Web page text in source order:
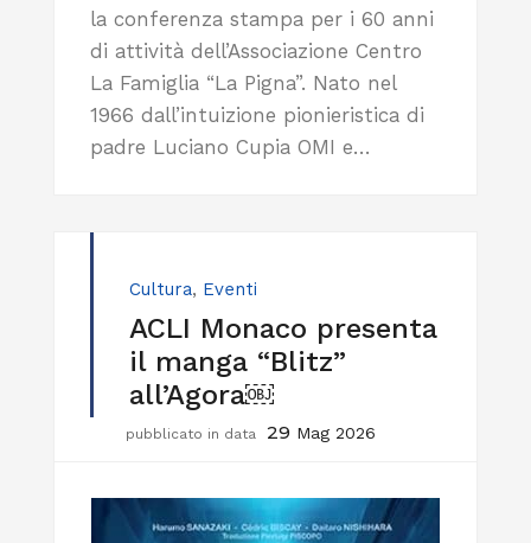
la conferenza stampa per i 60 anni
di attività dell’Associazione Centro
La Famiglia “La Pigna”. Nato nel
1966 dall’intuizione pionieristica di
padre Luciano Cupia OMI e…
Cultura, Eventi
ACLI Monaco presenta
il manga “Blitz”
all’Agora￼
pubblicato in data 29 Mag 2026